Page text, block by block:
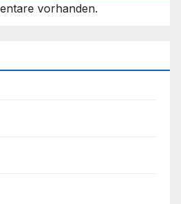
vorhanden.